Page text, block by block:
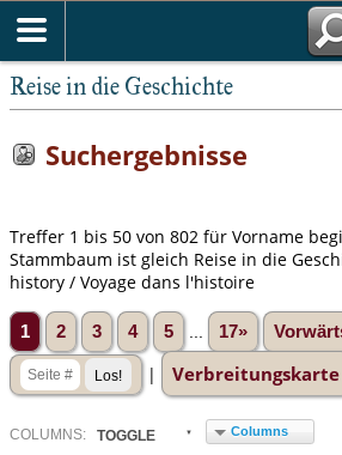
Reise in die Geschichte
Suchergebnisse
Treffer 1 bis 50 von 802 für Vorname
Stammbaum ist gleich Reise in die
history / Voyage dans l'histoire
1 2 3 4 5 17»
| Verbreitungskarte
COLUMN S: TOGGLE Columns